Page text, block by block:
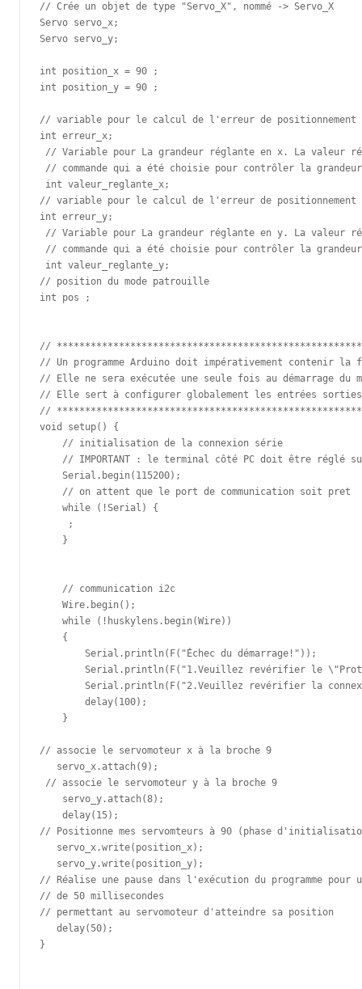
// Crée un objet de type "Servo_X", nommé -> Servo_X
Servo servo_x;
Servo servo_y;
int position_x = 90 ;
int position_y = 90 ;
// variable pour le calcul de l'erreur de
int erreur_x;
// Variable pour La grandeur réglante en x. La valeur
// commande qui a été choisie pour contrôler la
int valeur_reglante_x;
// variable pour le calcul de l'erreur de
int erreur_y;
// Variable pour La grandeur réglante en y. La valeur
// commande qui a été choisie pour contrôler la
int valeur_reglante_y;
// position du mode patrouille
int pos ;
//
// Un programme Arduino doit impérativement contenir la
// Elle ne sera exécutée une seule fois au démarrage du
// Elle sert à configurer globalement les entrées sorties
//
void setup() {
    // initialisation de la connexion série
// IMPORTANT : le terminal côté PC doit être réglé
    Serial.begin(115200);
    // on attent que le port de communication soit pret
    while (!Serial) {
     ;
    }
    // communication i2c
    Wire.begin();
    while (!huskylens.begin(Wire))
    {
        Serial.println(F("Échec du démarrage!"));
Serial.println(F("1.Veuillez revérifier le
Serial.println(F("2.Veuillez revérifier la
        delay(100);
    }
// associe le servomoteur x à la broche 9
   servo_x.attach(9);
// associe le servomoteur y à la broche 9
    servo_y.attach(8);
    delay(15);
// Positionne mes servomteurs à 90 (phase
   servo_x.write(position_x);
   servo_y.write(position_y);
// Réalise une pause dans l'exécution du programme pour
// de 50 millisecondes
// permettant au servomoteur d'atteindre sa position
   delay(50);
}